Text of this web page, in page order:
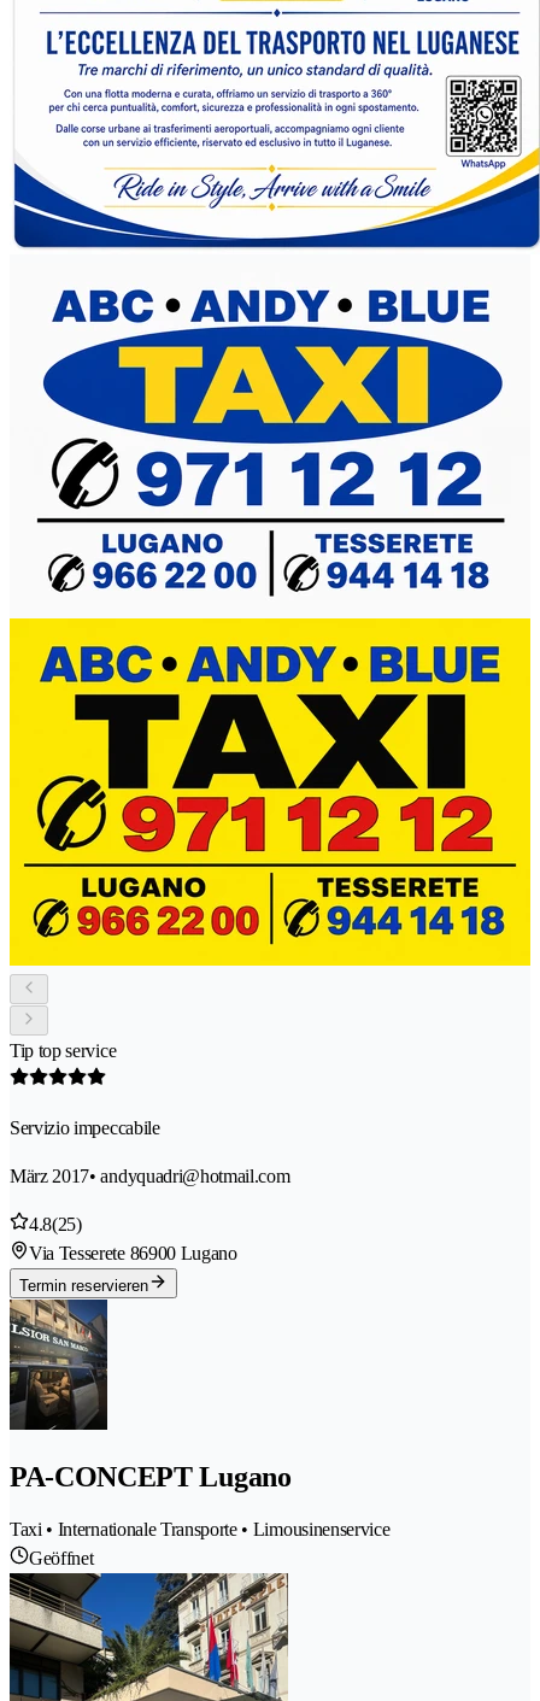
Tip top service
Servizio impeccabile
März 2017• andyquadri@hotmail.com
4.8(25)
Via Tesserete 86900 Lugano
Termin reservieren
PA-CONCEPT Lugano
Taxi • Internationale Transporte • Limousinenservice
Geöffnet